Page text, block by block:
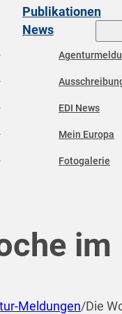
Publikationen
News
EDI News
Mein Europa
Fotogalerie
Meldungen/Die